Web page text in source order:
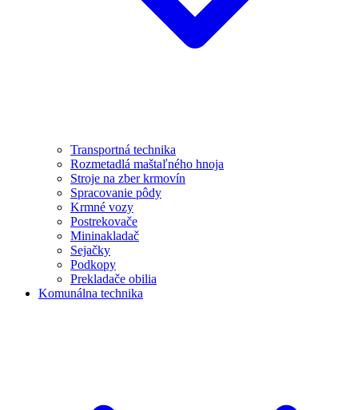
Transportná technika
Rozmetadlá maštaľného hnoja
Stroje na zber krmovín
Spracovanie pôdy
Krmné vozy
Postrekovače
Mininakladač
Sejačky
Podkopy
Prekladače obilia
Komunálna technika